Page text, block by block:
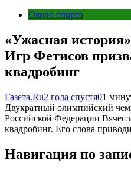
Около спорта
«Ужасная
Игр Фетисов
квадробинг
Газета.Ru2 года спустя01
Двукратный олимпийский
Российской Федерации
квадробинг. Его слова
Навигация по